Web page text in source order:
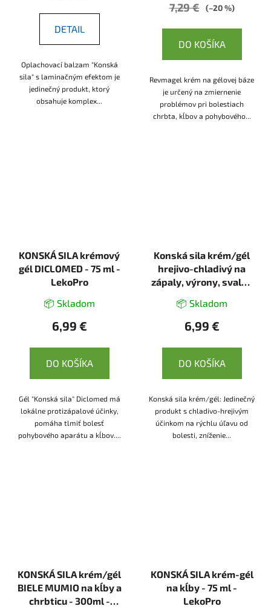
DETAIL
Oplachovací balzam "Konská
sila" s laminačným efektom je
jedinečný produkt, ktorý
obsahuje komplex...
7,29 € (–20 %)
DO KOŠÍKA
Revmagel krém na gélovej báze
je určený na zmiernenie
problémov pri bolestiach
chrbta, kĺbov a pohybového...
KONSKÁ SILA krémový
gél DICLOMED - 75 ml -
LekoPro
📦 Skladom
6,99 €
DO KOŠÍKA
Gél "Konská sila" Diclomed má
lokálne protizápalové účinky,
pomáha tlmiť bolesť
pohybového aparátu a kĺbov....
Konská sila krém/gél
hrejivo-chladivý na
zápaly, výrony, svaly -
📦 Skladom
6,99 €
DO KOŠÍKA
Konská sila krém/gél: Jedinečný
produkt s chladivo-hrejivým
účinkom na rýchlu úľavu od
bolesti, zníženie...
KONSKÁ SILA krém/gél
BIELE MUMIO na kĺby a
chrbticu - 300ml -
KONSKÁ SILA krém-gél
na kĺby - 75 ml -
LekoPro